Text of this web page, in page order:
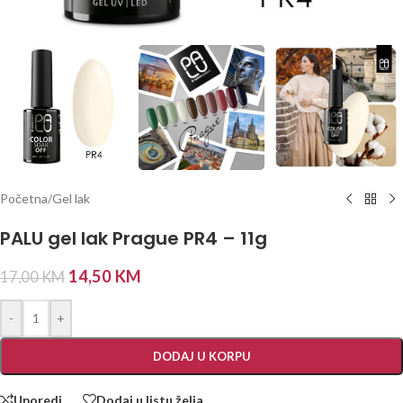
Početna/Gel lak
PALU gel lak Prague PR4 – 11g
17,00KM 14,50 KM
- +
DODAJ U KORPU
Uporedi Dodaj u listu želja